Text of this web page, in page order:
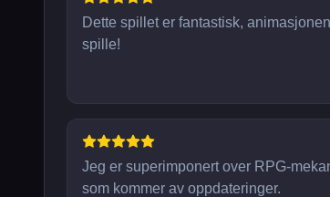
Dette spillet er fantastisk,
spille!
Jeg er superimponert over RPG-
som kommer av oppdateringer.